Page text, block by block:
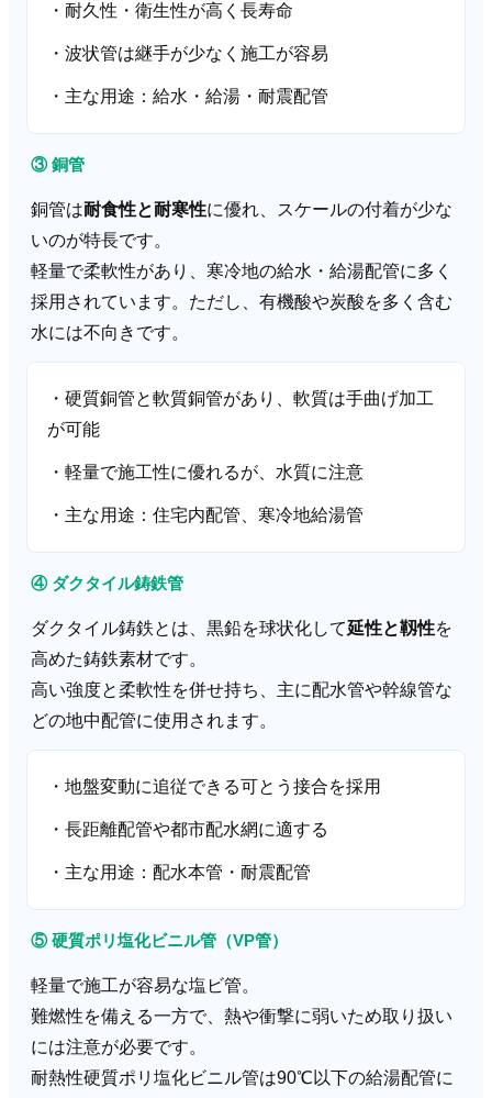
・耐久性・衛生性が高く長寿命
・波状管は継手が少なく施工が容易
・主な用途：給水・給湯・耐震配管
③ 銅管
銅管は耐食性と耐寒性に優れ、スケールの付着が少な
いのが特長です。
軽量で柔軟性があり、寒冷地の給水・給湯配管に多く
採用されています。ただし、有機酸や炭酸を多く含む
水には不向きです。
・硬質銅管と軟質銅管があり、軟質は手曲げ加工
が可能
・軽量で施工性に優れるが、水質に注意
・主な用途：住宅内配管、寒冷地給湯管
④ ダクタイル鋳鉄管
ダクタイル鋳鉄とは、黒鉛を球状化して延性と靱性を
高めた鋳鉄素材です。
高い強度と柔軟性を併せ持ち、主に配水管や幹線管な
どの地中配管に使用されます。
・地盤変動に追従できる可とう接合を採用
・長距離配管や都市配水網に適する
・主な用途：配水本管・耐震配管
⑤ 硬質ポリ塩化ビニル管（VP管）
軽量で施工が容易な塩ビ管。
難燃性を備える一方で、熱や衝撃に弱いため取り扱い
には注意が必要です。
耐熱性硬質ポリ塩化ビニル管は90℃以下の給湯配管に